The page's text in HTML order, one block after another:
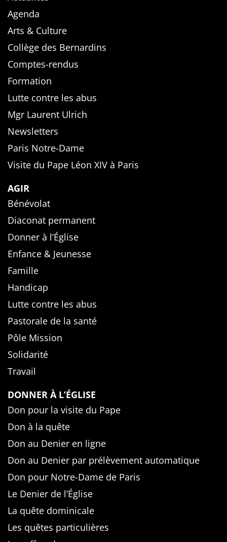
Agenda
Arts & Culture
Collège des Bernardins
Comptes-rendus
Formation
Lutte contre les abus
Mgr Laurent Ulrich
Newsletters
Paris Notre-Dame
Visite du Pape Léon XIV à Paris
AGIR
Bénévolat
Diaconat permanent
Donner à l’Église
Enfance & Jeunesse
Famille
Handicap
Lutte contre les abus
Pastorale de la santé
Pôle Mission
Solidarité
Travail
DONNER À L’ÉGLISE
Don pour la visite du Pape
Don à la quête
Don au Denier en ligne
Don au Denier par prélèvement automatique
Don pour Notre-Dame de Paris
Le Denier de l’Église
La quête dominicale
Les quêtes particulières